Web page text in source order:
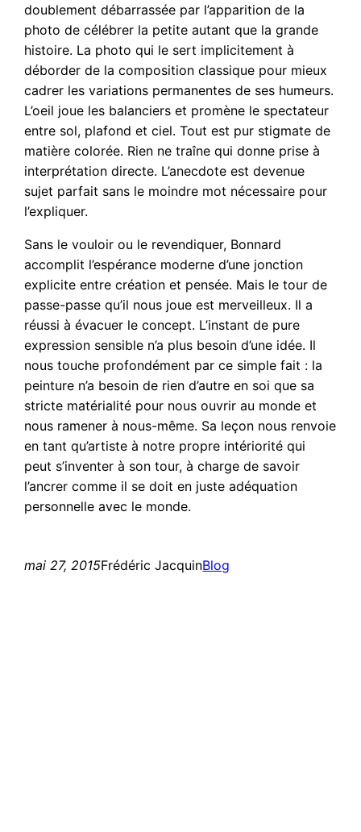
doublement débarrassée par l’apparition de la
photo de célébrer la petite autant que la grande
histoire. La photo qui le sert implicitement à
déborder de la composition classique pour mieux
cadrer les variations permanentes de ses humeurs.
L’oeil joue les balanciers et promène le spectateur
entre sol, plafond et ciel. Tout est pur stigmate de
matière colorée. Rien ne traîne qui donne prise à
interprétation directe. L’anecdote est devenue
sujet parfait sans le moindre mot nécessaire pour
l’expliquer.
Sans le vouloir ou le revendiquer, Bonnard
accomplit l’espérance moderne d’une jonction
explicite entre création et pensée. Mais le tour de
passe-passe qu’il nous joue est merveilleux. Il a
réussi à évacuer le concept. L’instant de pure
expression sensible n’a plus besoin d’une idée. Il
nous touche profondément par ce simple fait : la
peinture n’a besoin de rien d’autre en soi que sa
stricte matérialité pour nous ouvrir au monde et
nous ramener à nous-même. Sa leçon nous renvoie
en tant qu’artiste à notre propre intériorité qui
peut s’inventer à son tour, à charge de savoir
l’ancrer comme il se doit en juste adéquation
personnelle avec le monde.
mai 27, 2015Frédéric JacquinBlog